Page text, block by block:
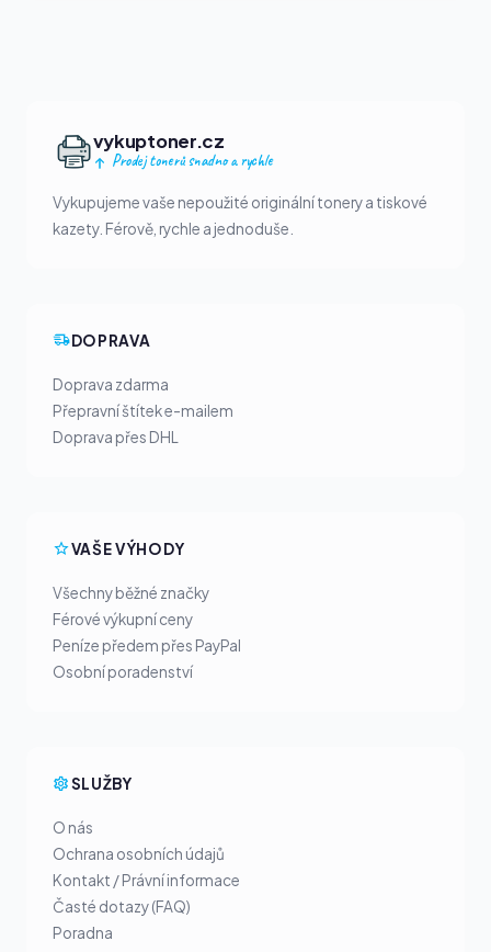
vykuptoner.cz
Prodej tonerů snadno a rychle
Vykupujeme vaše nepoužité originální tonery a tiskové
kazety. Férově, rychle a jednoduše.
DOPRAVA
Doprava zdarma
Přepravní štítek e-mailem
Doprava přes DHL
VAŠE VÝHODY
Všechny běžné značky
Férové výkupní ceny
Peníze předem přes PayPal
Osobní poradenství
SLUŽBY
O nás
Ochrana osobních údajů
Kontakt / Právní informace
Časté dotazy (FAQ)
Poradna